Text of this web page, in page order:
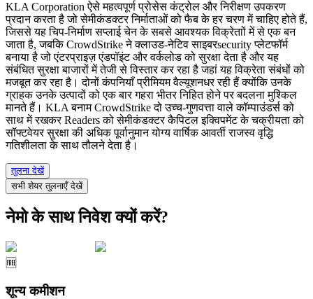
KLA Corporation ऐसे महत्वपूर्ण प्रोसेस कंट्रोल और निरीक्षण उपकरण
प्रदान करता है जो सेमीकंडक्टर निर्माताओं को फैब के हर चरण में चाहिए होते हैं,
जिससे यह चिप-निर्माण सप्लाई चेन के सबसे आवश्यक विक्रेताों में से एक बन
जाता है, जबकि CrowdStrike ने क्लाउड-नेटिव साइबरsecurity प्लेटफॉर्म
बनाया है जो एंटरप्राइज़ एंडपॉइंट और वर्कलोड को सुरक्षा देता है और यह
संबंधित सुरक्षा बाजारों में तेजी से विस्तार कर रहा है जहां यह विक्रेता संबंधों को
मजबूत कर रहा है। दोनों कंपनियाँ प्रीमियम वैल्यूशनधर रही हैं क्योंकि उनके
ग्राहक उनके उत्पादों को एक बार गहरा भीतर निहित होने पर बदलना मुश्किल
मानते हैं। KLA बनाम CrowdStrike दो उच्च-गुणवत्ता वाले कॉम्पाउंडर्स को
साथ में रखकर Readers को सेमीकंडक्टर कैपिटल इक्विपमेंट के चक्रीयता को
सॉफ्टवेयर सुरक्षा की अधिक पूर्वानुमान योग्य वार्षिक आवर्ती राजस्व वृद्धि
गतिशीलता के साथ तौलने देता है।
तुलना देखें
सभी शेयर तुलनाएँ देखें
नेमो के साथ निवेश क्यों करें?
🆓
शून्य कमीशन